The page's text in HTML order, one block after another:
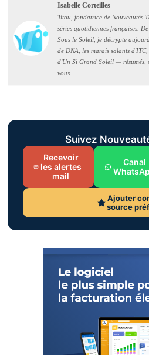
Isabelle Corteilles
Titou, fondatrice de Nouveautés
séries quotidiennes françaises.
Sous le Soleil, je décrypte
de DNA, les marais salants
d'Un Si Grand Soleil — résumés,
vous.
Suivez
Recevoir
les alertes
mail
Canal
Ajouter
source